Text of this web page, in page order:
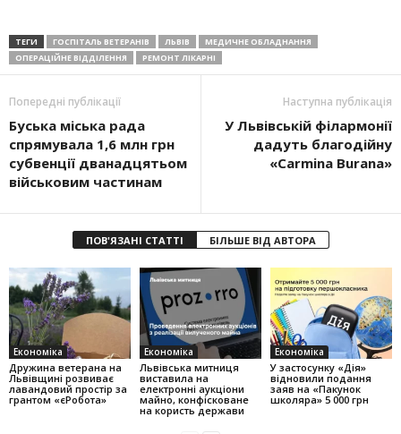
ТЕГИ ГОСПІТАЛЬ ВЕТЕРАНІВ ЛЬВІВ
МЕДИЧНЕ ОБЛАДНАННЯ
ОПЕРАЦІЙНЕ ВІДДІЛЕННЯ
РЕМОНТ ЛІКАРНІ
Попередні публікації
Буська міська рада
спрямувала 1,6 млн грн
субвенції дванадцятьом
військовим частинам
Наступна публікація
У Львівській філармонії
дадуть благодійну
«Carmina Burana»
ПОВ'ЯЗАНІ СТАТТІ БІЛЬШЕ ВІД АВТОРА
Економіка
Дружина ветерана на
Львівщині розвиває
лавандовий простір за
грантом «єРобота»
Економіка
Львівська митниця
виставила на
електронні аукціони
майно, конфісковане
на користь держави
Економіка
У застосунку «Дія»
відновили подання
заяв на «Пакунок
школяра» 5 000 грн